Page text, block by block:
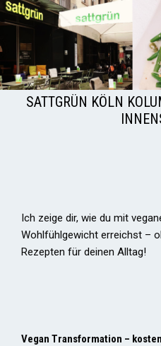
SATTGRÜN KÖLN
Ich zeige dir, wie du mit
Wohlfühlgewicht erreichst –
Rezepten für deinen Alltag!
Vegan Transformation –